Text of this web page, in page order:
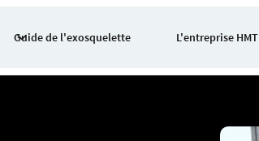
Guide de l'exosquelette L'entreprise HMT